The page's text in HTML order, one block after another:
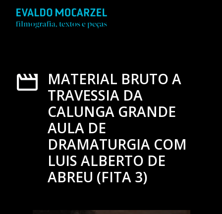
MATERIAL BRUTO A
TRAVESSIA DA
CALUNGA GRANDE
AULA DE
DRAMATURGIA COM
LUIS ALBERTO DE
ABREU (FITA 3)